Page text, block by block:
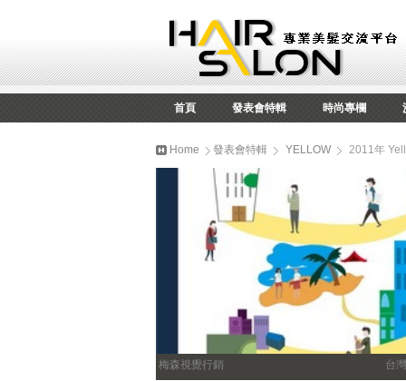
首頁 發表會特輯 時尚專欄
Home 發表會特輯 YELLOW 2011年
梅森視覺行銷 台